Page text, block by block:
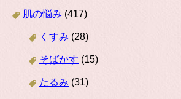
肌の悩み (417)
くすみ (28)
そばかす (15)
たるみ (31)